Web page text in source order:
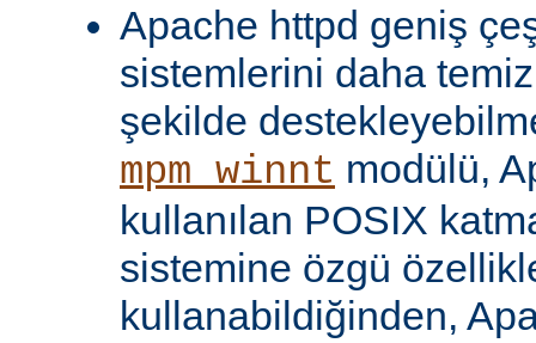
Apache httpd geniş
sistemlerini daha
şekilde
mpm_winnt modülü,
kullanılan POSIX
sistemine özgü
kullanabildiğinden,